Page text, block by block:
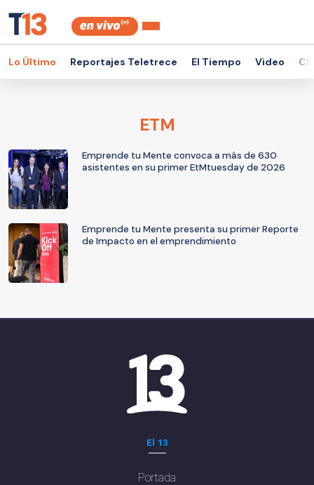
Lo Último Reportajes Teletrece El Tiempo Video
ETM
Emprende tu Mente convoca a más de 630
asistentes en su primer EtMtuesday de 2026
Emprende tu Mente presenta su primer Reporte
de Impacto en el emprendimiento
El 13
Portada